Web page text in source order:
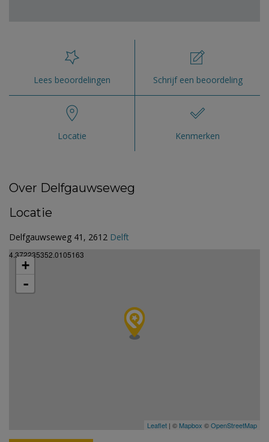
Lees beoordelingen Schrijf een beoordeling
Locatie Kenmerken
Over Delfgauwseweg
Locatie
Delfgauwseweg 41, 2612 Delft
4.372235352.0105163
+
-
Leaflet | © Mapbox ©OpenStreetMap